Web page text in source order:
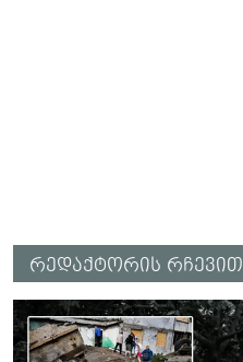
რედაქტორის რჩევით